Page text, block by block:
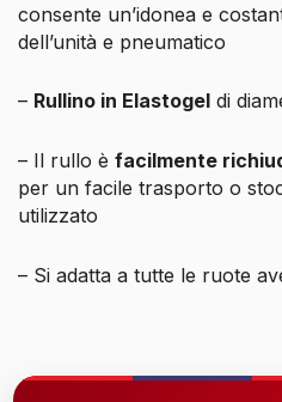
consente un’idonea e
dell’unità e pneumatico
– Rullino in Elastogel di
– Il rullo è facilmente
per un facile trasporto o
utilizzato
– Si adatta a tutte le ruote